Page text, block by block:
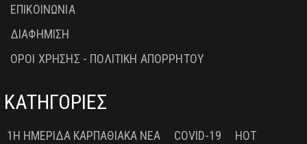
ΕΠΙΚΟΙΝΩΝΙΑ
ΔΙΑΦΗΜΙΣΗ
ΟΡΟΙ ΧΡΗΣΗΣ - ΠΟΛΙΤΙΚΗ ΑΠΟΡΡΗΤΟΥ
ΚΑΤΗΓΟΡΙΕΣ
1Η ΗΜΕΡΊΔΑ ΚΑΡΠΑΘΙΑΚΆ ΝΈΑ COVID-19
HOT